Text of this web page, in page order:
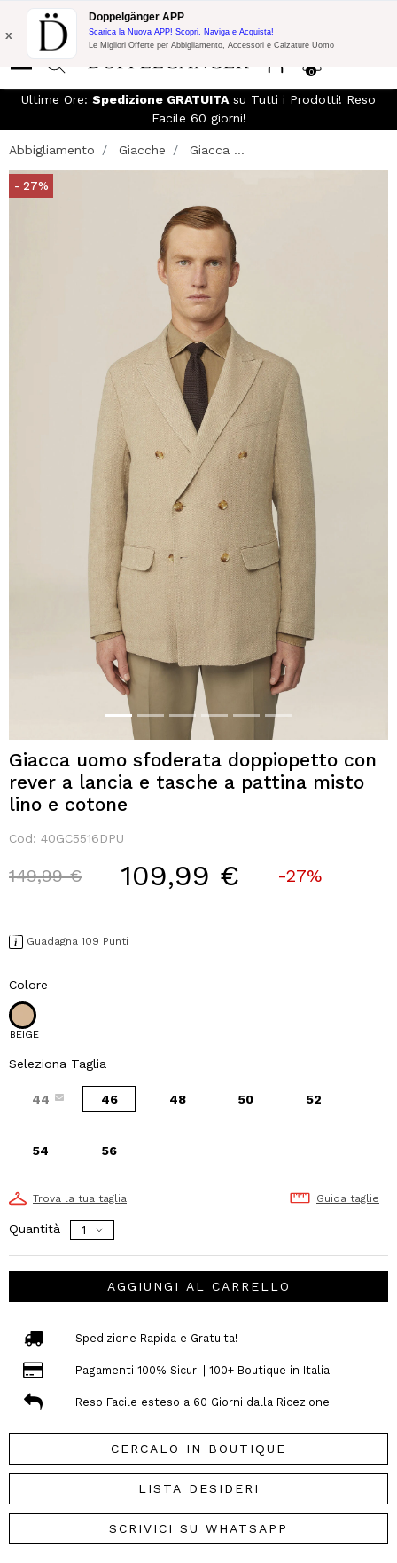
Spedizione Gratuita su Tutto!
Acquisto con codice:
0
x
Doppelgänger APP
Scarica la Nuova APP! Scopri, Naviga e Acquista!
Le Migliori Offerte per Abbigliamento, Accessori e Calzature Uomo
Ultime Ore: Spedizione GRATUITA su Tutti i Prodotti! Reso
Facile 60 giorni!
Abbigliamento Giacche Giacca ...
- 27%
Giacca uomo sfoderata doppiopetto con
rever a lancia e tasche a pattina misto
lino e cotone
Cod: 40GC5516DPU
Price reduced from
149,99 €to 109,99 € -27%
Guadagna 109 Punti
Colore
BEIGE
Seleziona Taglia
44 46 48 50 52
54 56
Trova la tua taglia Guida taglie
Quantità
AGGIUNGI AL CARRELLO
Spedizione Rapida e Gratuita!
Pagamenti 100% Sicuri | 100+ Boutique in Italia
Reso Facile esteso a 60 Giorni dalla Ricezione
CERCALO IN BOUTIQUE
LISTA DESIDERI
SCRIVICI SU WHATSAPP